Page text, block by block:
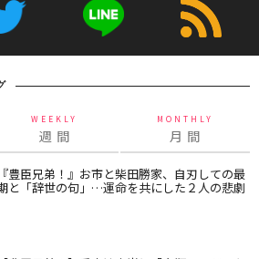
WEEKLY
週 間
MONTHLY
月 間
『豊臣兄弟！』お市と柴田勝家、自刃しての最
と「辞世の句」…運命を共にした２人の悲劇